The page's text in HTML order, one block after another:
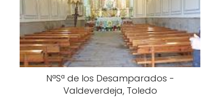
NªSª de los Desamparados -
Valdeverdeja, Toledo